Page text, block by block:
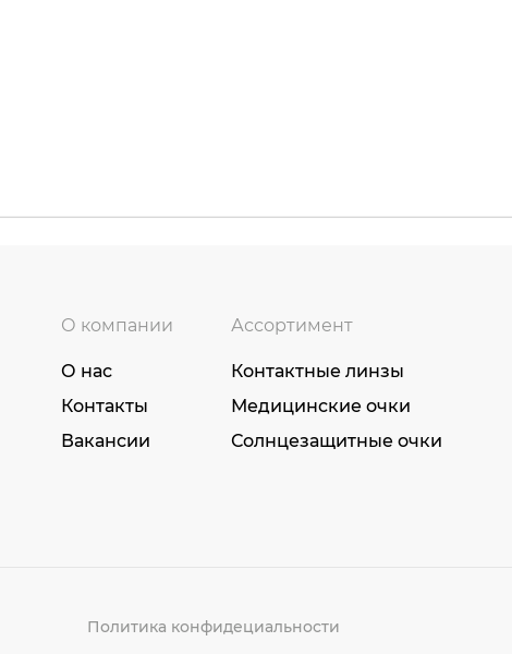
О компании
О нас
Контакты
Вакансии
Ассортимент
Контактные линзы
Медицинские очки
Солнцезащитные очки
Политика конфидециальности